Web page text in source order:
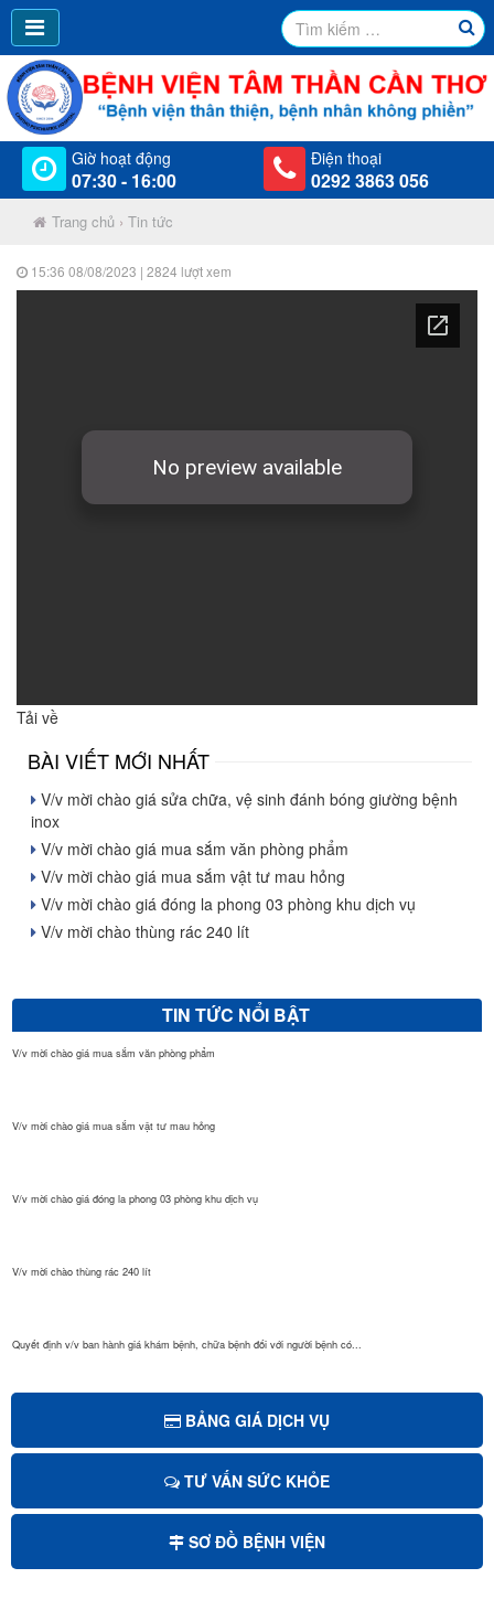
Giờ hoạt động
07:30 - 16:00
Điện thoại
0292 3863 056
Trang chủ › Tin tức
15:36 08/08/2023 | 2824 lượt xem
Tải về
BÀI VIẾT MỚI NHẤT
V/v mời chào giá sửa chữa, vệ sinh đánh bóng giường bệnh
inox
V/v mời chào giá mua sắm văn phòng phẩm
V/v mời chào giá mua sắm vật tư mau hỏng
V/v mời chào giá đóng la phong 03 phòng khu dịch vụ
V/v mời chào thùng rác 240 lít
TIN TỨC NỔI BẬT
V/v mời chào giá mua sắm văn phòng phẩm
V/v mời chào giá mua sắm vật tư mau hỏng
V/v mời chào giá đóng la phong 03 phòng khu dịch vụ
V/v mời chào thùng rác 240 lít
Quyết định v/v ban hành giá khám bệnh, chữa bệnh đối với người bệnh có...
Quyết định Giá dịch vụ khám bệnh, chữa bệnh theo yêu cầu áp dụng tại B...
Mời chào giá sửa chữa, cải tạo và nâng nền sảnh chính bệnh viện...
BẢNG GIÁ DỊCH VỤ
TƯ VẤN SỨC KHỎE
SƠ ĐỒ BỆNH VIỆN